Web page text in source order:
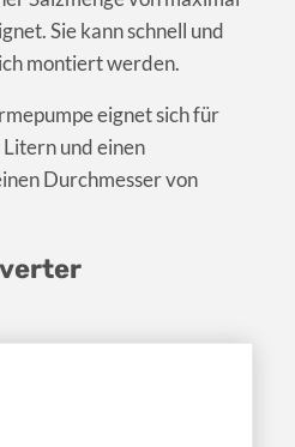
Sie kann schnell und
montiert werden.
eignet sich für
und einen
Durchmesser von